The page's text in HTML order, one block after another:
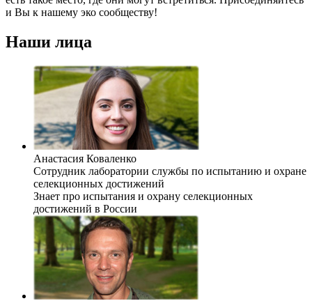
и Вы к нашему эко сообществу!
Наши лица
Анастасия Коваленко
Сотрудник лаборатории службы по испытанию и охране
селекционных достижений
Знает про испытания и охрану селекционных
достижений в России